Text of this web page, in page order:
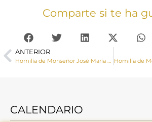
Comparte si te ha
ANTERIOR
CALENDARIO